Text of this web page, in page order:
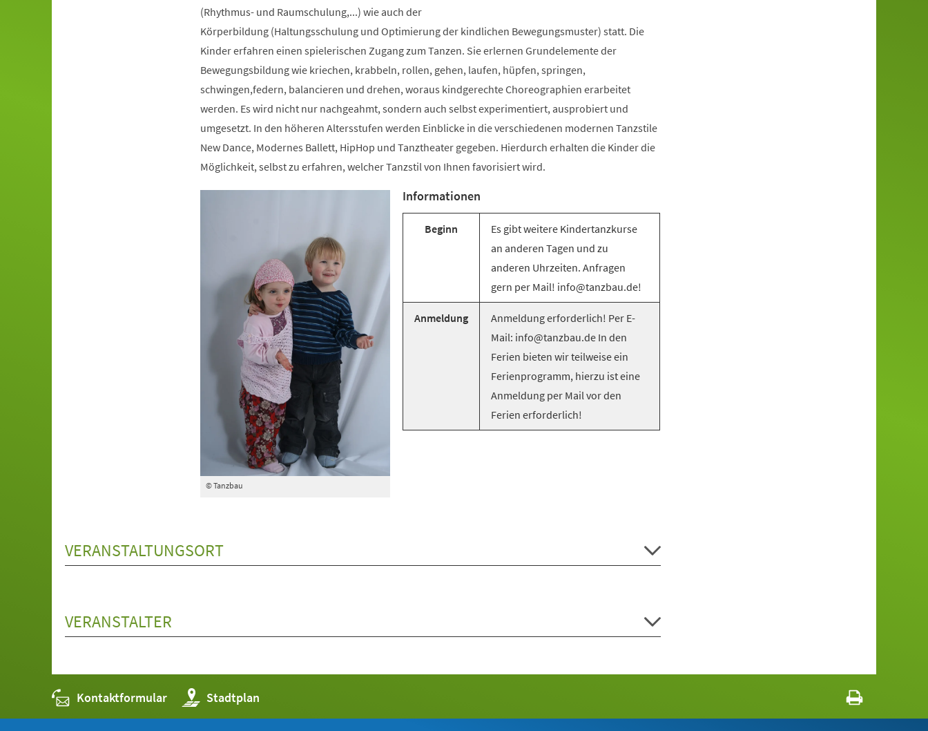
(Rhythmus- und Raumschulung,...) wie auch der
Körperbildung (Haltungsschulung und Optimierung der kindlichen Bewegungsmuster) statt. Die
Kinder erfahren einen spielerischen Zugang zum Tanzen. Sie erlernen Grundelemente der
Bewegungsbildung wie kriechen, krabbeln, rollen, gehen, laufen, hüpfen, springen,
schwingen,federn, balancieren und drehen, woraus kindgerechte Choreographien erarbeitet
werden. Es wird nicht nur nachgeahmt, sondern auch selbst experimentiert, ausprobiert und
umgesetzt. In den höheren Altersstufen werden Einblicke in die verschiedenen modernen Tanzstile
New Dance, Modernes Ballett, HipHop und Tanztheater gegeben. Hierdurch erhalten die Kinder die
Möglichkeit, selbst zu erfahren, welcher Tanzstil von Ihnen favorisiert wird.
© Tanzbau
Informationen
Beginn
Es gibt weitere Kindertanzkurse
an anderen Tagen und zu
anderen Uhrzeiten. Anfragen
gern per Mail! info@tanzbau.de!
Anmeldung
Anmeldung erforderlich! Per E-
Mail: info@tanzbau.de In den
Ferien bieten wir teilweise ein
Ferienprogramm, hierzu ist eine
Anmeldung per Mail vor den
Ferien erforderlich!
VERANSTALTUNGSORT
VERANSTALTER
Kontaktformular Stadtplan
(Öffnet
in
einem